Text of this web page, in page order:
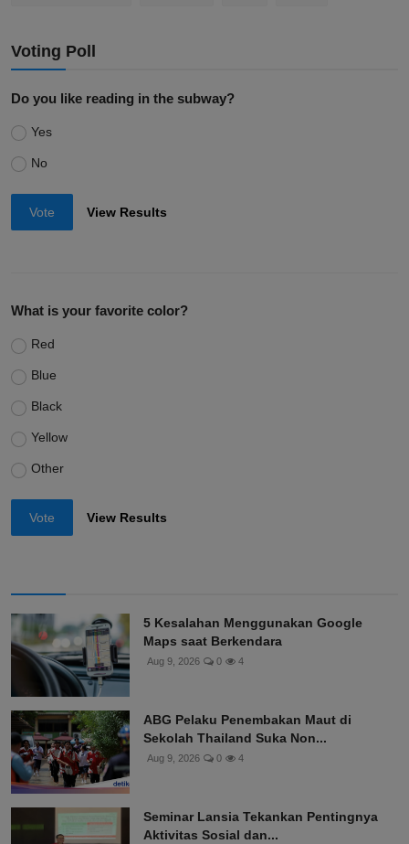
Voting Poll
Do you like reading in the subway?
Yes
No
Vote View Results
What is your favorite color?
Red
Blue
Black
Yellow
Other
Vote View Results
5 Kesalahan Menggunakan Google
Maps saat Berkendara
Aug 9, 2026 0 4
ABG Pelaku Penembakan Maut di
Sekolah Thailand Suka Non...
Aug 9, 2026 0 4
Seminar Lansia Tekankan Pentingnya
Aktivitas Sosial dan...